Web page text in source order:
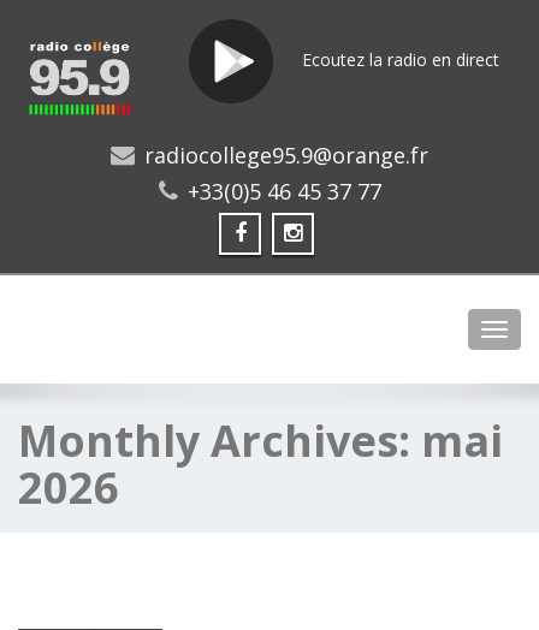
Ecoutez la radio en direct
radiocollege95.9@orange.fr
+33(0)5 46 45 37 77
Monthly Archives: mai
2026